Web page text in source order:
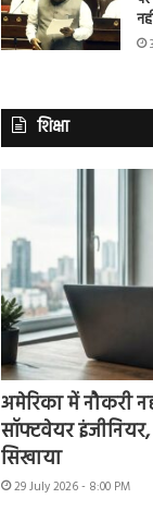
शिक्षा
अमेरिका में नौकरी
सॉफ्टवेयर
सिखाया
29 July 2026 - 8:00 PM